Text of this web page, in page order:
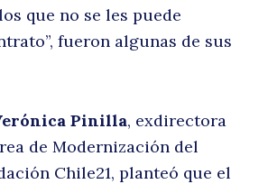
que no se les puede
fueron algunas de sus
Pinilla, exdirectora
de Modernización del
Chile21, planteó que el